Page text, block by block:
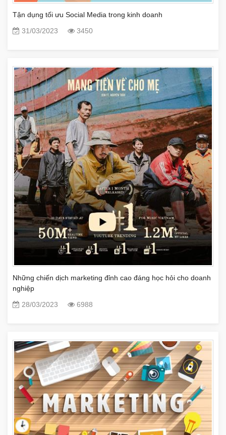
Tận dụng tối ưu Social Media trong kinh doanh
31/03/2023
3450
Những chiến dịch marketing đỉnh cao đáng học hỏi cho doanh
nghiệp
28/03/2023
6988